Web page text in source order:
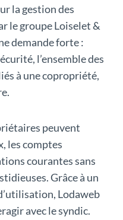
la gestion des
le groupe Loiselet &
demande forte :
l’ensemble des
à une copropriété,
peuvent
les comptes
courantes sans
Grâce à un
Lodaweb
avec le syndic.